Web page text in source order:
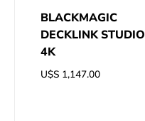
BLACKMAGIC
DECKLINK STUDIO
4K
U$S 1,147.00